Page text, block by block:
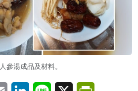
參湯成品及材料。
Email LinkedInLine X